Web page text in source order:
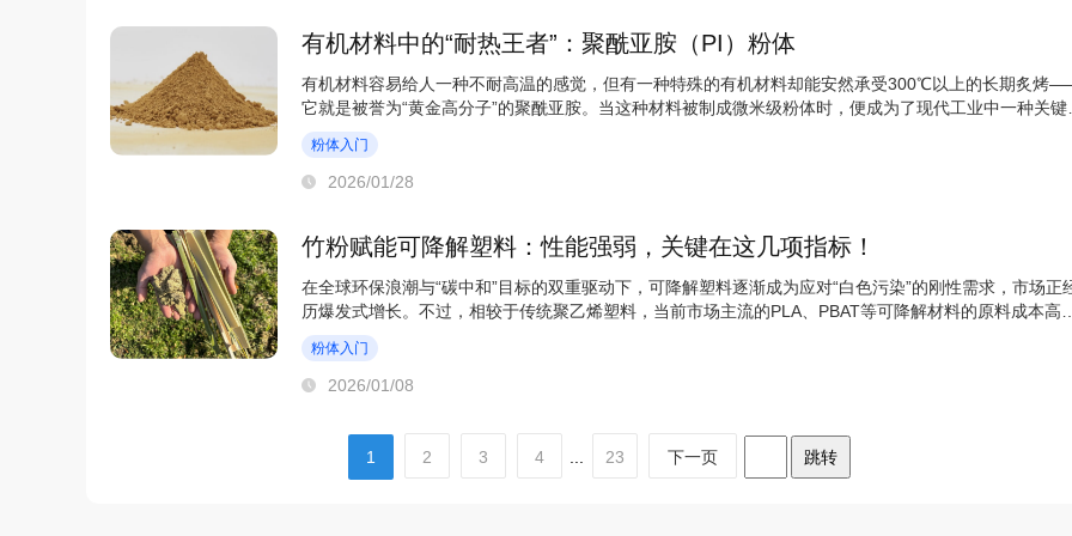
有机材料中的“耐热王者”：聚酰亚胺（PI）粉体
有机材料容易给人一种不耐高温的感觉，但有一种特殊的有机材料却能安然承受300℃以上的长期炙烤
它就是被誉为“黄金高分子”的聚酰亚胺。当这种材料被制成微米级粉体时，便成为了现代工业中一种关键
料：聚酰亚胺（Po...
粉体入门
2026/01/28
竹粉赋能可降解塑料：性能强弱，关键在这几项指标！
在全球环保浪潮与“碳中和”目标的双重驱动下，可降解塑料逐渐成为应对“白色污染”的刚性需求，市场正
历爆发式增长。不过，相较于传统聚乙烯塑料，当前市场主流的PLA、PBAT等可降解材料的原料成本高，
限制了其大规模...
粉体入门
2026/01/08
1 2 3 4 23 下一页 跳转